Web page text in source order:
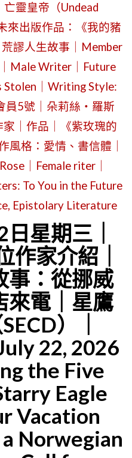
｜
舊
金
山
39
號
碼
頭
的
海
鮮
餐
廳
｜
公
告
位：
星
鷹
新
聞
辦
靈皇帝（Undead
來出版作品：《我的豬
謬人生故事｜Member
Male Writer｜Future
Stolen｜Writing Style:
員5號｜朵莉絲・羅斯
家｜作品｜《紫玫瑰的
風格：愛情、書信體｜
｜Female riter｜
To You in the Future
Epistolary Literature
星期三｜
作家介紹｜
事：從挪威
來電｜星鷹
）｜
22, 2026
the Five
Eagle
Vacation
Norwegian